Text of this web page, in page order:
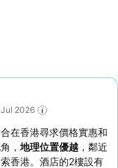
Jul 2026
合在香港尋求價格實惠和
， 地理位置優越 ，鄰近
香港。酒店的2樓設有